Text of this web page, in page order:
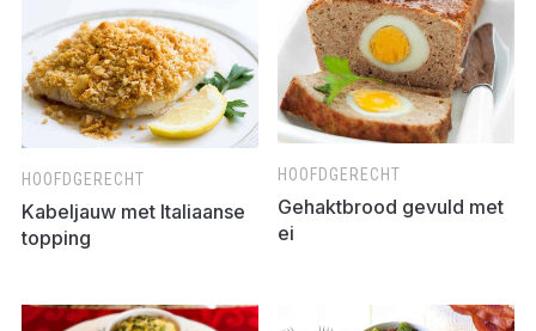
HOOFDGERECHT
Kabeljauw met Italiaanse
topping
HOOFDGERECHT
Gehaktbrood gevuld met
ei